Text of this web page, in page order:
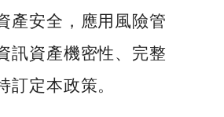
產安全，應用風險管
訊資產機密性、完整
定本政策。